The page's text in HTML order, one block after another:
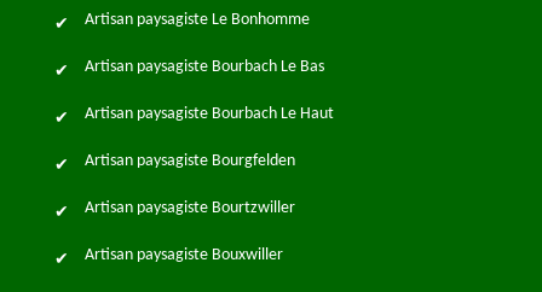
Artisan paysagiste Le Bonhomme
Artisan paysagiste Bourbach Le Bas
Artisan paysagiste Bourbach Le Haut
Artisan paysagiste Bourgfelden
Artisan paysagiste Bourtzwiller
Artisan paysagiste Bouxwiller